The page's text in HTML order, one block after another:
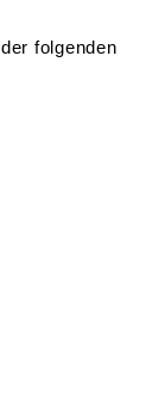
folgenden